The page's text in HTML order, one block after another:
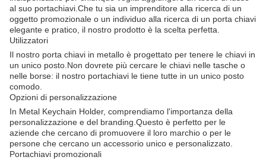
al suo portachiavi.Che tu sia un imprenditore alla ricerca di un
oggetto promozionale o un individuo alla ricerca di un porta chiavi
elegante e pratico, il nostro prodotto è la scelta perfetta.
Utilizzatori
Il nostro porta chiavi in metallo è progettato per tenere le chiavi in
un unico posto.Non dovrete più cercare le chiavi nelle tasche o
nelle borse: il nostro portachiavi le tiene tutte in un unico posto
comodo.
Opzioni di personalizzazione
In Metal Keychain Holder, comprendiamo l'importanza della
personalizzazione e del branding.Questo è perfetto per le
aziende che cercano di promuovere il loro marchio o per le
persone che cercano un accessorio unico e personalizzato.
Portachiavi promozionali